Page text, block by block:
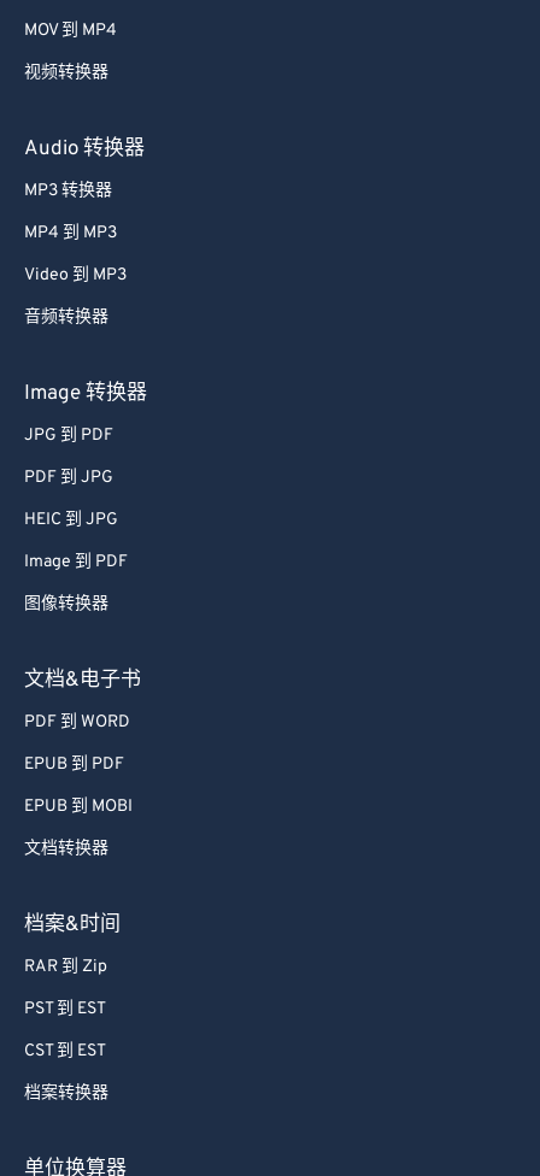
MOV 到 MP4
视频转换器
Audio 转换器
MP3 转换器
MP4 到 MP3
Video 到 MP3
音频转换器
Image 转换器
JPG 到 PDF
PDF 到 JPG
HEIC 到 JPG
Image 到 PDF
图像转换器
文档&电子书
PDF 到 WORD
EPUB 到 PDF
EPUB 到 MOBI
文档转换器
档案&时间
RAR 到 Zip
PST 到 EST
CST 到 EST
档案转换器
单位换算器